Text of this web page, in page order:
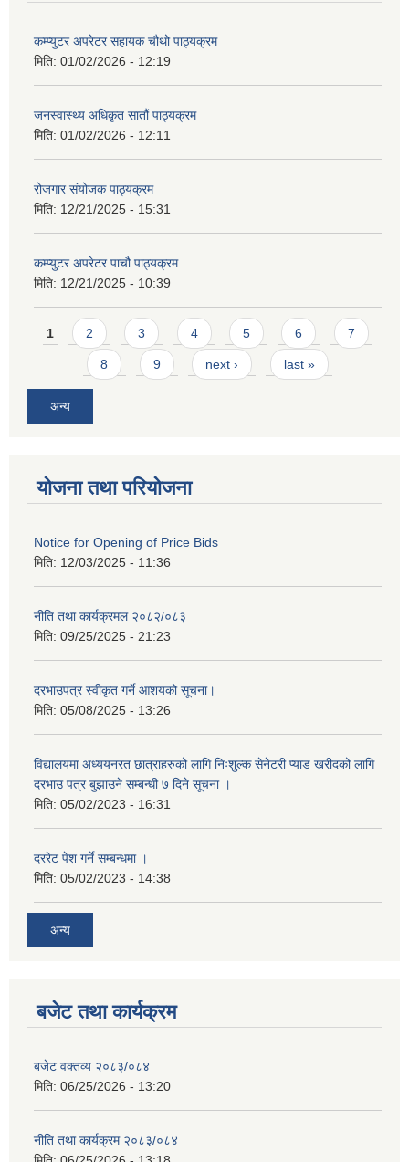
कम्प्युटर अपरेटर सहायक चौथो पाठ्यक्रम
मिति: 01/02/2026 - 12:19
जनस्वास्थ्य अधिकृत सातौं पाठ्यक्रम
मिति: 01/02/2026 - 12:11
रोजगार संयोजक पाठ्यक्रम
मिति: 12/21/2025 - 15:31
कम्प्युटर अपरेटर पाचौ पाठ्यक्रम
मिति: 12/21/2025 - 10:39
Pages
1 2 3 4 5 6 7
8 9 next › last »
अन्य
योजना तथा परियोजना
Notice for Opening of Price Bids
मिति: 12/03/2025 - 11:36
नीति तथा कार्यक्रमल २०८२/०८३
मिति: 09/25/2025 - 21:23
दरभाउपत्र स्वीकृत गर्ने आशयको सूचना।
मिति: 05/08/2025 - 13:26
विद्यालयमा अध्ययनरत छात्राहरुको लागि निःशुल्क सेनेटरी प्याड खरीदको लागि
दरभाउ पत्र बुझाउने सम्बन्धी ७ दिने सूचना ।
मिति: 05/02/2023 - 16:31
दररेट पेश गर्ने सम्बन्धमा ।
मिति: 05/02/2023 - 14:38
अन्य
बजेट तथा कार्यक्रम
बजेट वक्तव्य २०८३/०८४
मिति: 06/25/2026 - 13:20
नीति तथा कार्यक्रम २०८३/०८४